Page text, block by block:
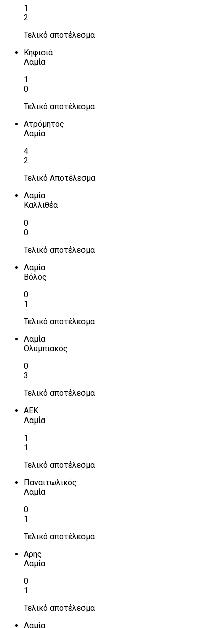
1
2
Τελικό αποτέλεσμα
Κηφισιά
Λαμία
1
0
Τελικό αποτέλεσμα
Ατρόμητος
Λαμία
4
2
Τελικό Αποτέλεσμα
Λαμία
Καλλιθέα
0
0
Τελικό αποτέλεσμα
Λαμία
Βόλος
0
1
Τελικό αποτέλεσμα
Λαμία
Ολυμπιακός
0
3
Τελικό αποτέλεσμα
ΑΕΚ
Λαμία
1
1
Τελικό αποτέλεσμα
Παναιτωλικός
Λαμία
0
1
Τελικό αποτέλεσμα
Αρης
Λαμία
0
1
Τελικό αποτέλεσμα
Λαμία